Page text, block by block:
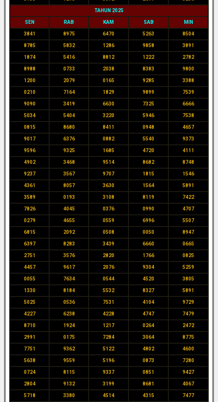
TAHUN 2025
SEN RAB KAM SAB MIN
3841 8975 6470 5263 8504
8785 5832 1286 9858 3891
1874 5416 8812 1222 2782
8988 0733 2038 8383 9800
1200 2079 0165 9285 3388
0210 7164 1829 9899 7539
9090 3419 6630 7325 6666
5034 5404 3220 5946 7538
0815 8680 8411 0948 4657
9017 6376 0882 5540 9373
9596 9325 1685 4720 4111
4902 3468 9514 8682 8748
9237 3567 9707 1815 1546
4361 8057 3630 1564 5891
3589 0193 3108 8119 7422
7826 4045 0376 0990 4707
0279 4655 0559 6996 5507
6815 2092 0508 0050 8947
6397 8283 3439 6660 0665
2751 3576 2820 1766 0825
4457 9617 2076 9304 5259
0055 7634 0544 4520 3805
1330 8184 5532 8327 5891
5025 0536 7531 4104 9729
4227 6238 4228 4747 7479
8710 1924 1217 0264 2472
2991 0175 7284 3064 8775
7751 9362 5122 4802 4600
5638 9559 5196 0873 7280
0724 8115 9337 0851 9427
2804 9132 3199 8681 4067
5718 3380 4514 4315 7477